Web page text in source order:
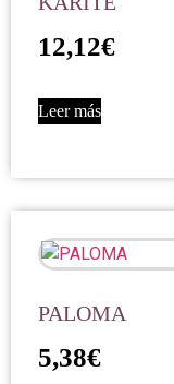
12,12€
Leer más
PALOMA
5,38€